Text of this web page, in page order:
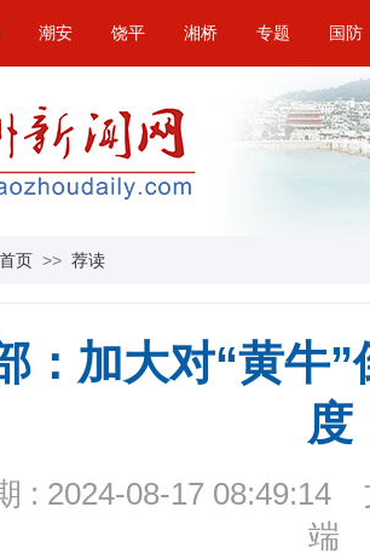
潮安 饶平 湘桥 专题 国防
页 >> 荐读
：加大对“黄牛
度
: 2024-08-17 08:49:14
端